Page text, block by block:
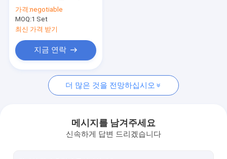
1800×784×1712mm
11r/min REV. 로터의
가격:negotiable
MOQ:1 Set
최신 가격 받기
지금 연락
더 많은 것을 전망하십시오
메시지를 남겨주세요
신속하게 답변 드리겠습니다